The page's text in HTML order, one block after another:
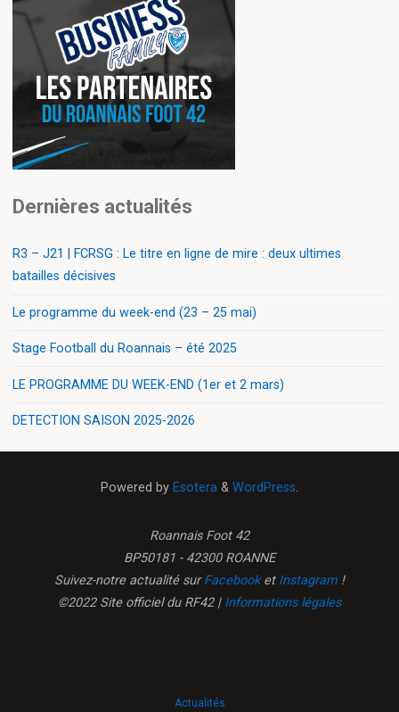
Dernières actualités
R3 – J21 | FCRSG : Le titre en ligne de mire : deux ultimes
batailles décisives
Le programme du week-end (23 – 25 mai)
Stage Football du Roannais – été 2025
LE PROGRAMME DU WEEK-END (1er et 2 mars)
DETECTION SAISON 2025-2026
Powered by Esotera & WordPress.
Roannais Foot 42
BP50181 - 42300 ROANNE
Suivez-notre actualité surFacebooket Instagram !
©2022 Site officiel du RF42 | Informations légales
Actualités